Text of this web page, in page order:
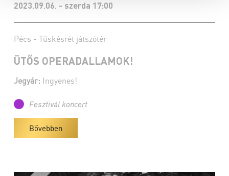
2023.09.06. - szerda 17:00
Pécs - Tüskésrét játszótér
ÜTŐS OPERADALLAMOK!
Jegyár: Ingyenes!
Fesztivál koncert
Bővebben